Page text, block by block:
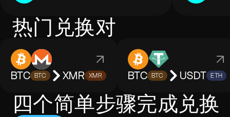
热门兑换对
BTC BTC XMR XMR BTC BTC USDT ETH
四个简单步骤完成兑换